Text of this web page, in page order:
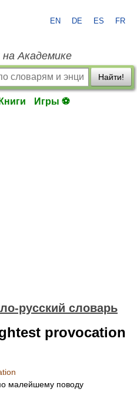
EN DE ES FR
на Академике
Найти!
Книги Игры ⚽
русский словарь
provocation
малейшему поводу